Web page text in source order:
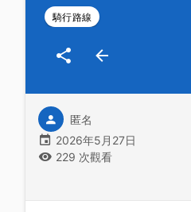
騎行路線
匿名
2026年5月27日
229 次觀看